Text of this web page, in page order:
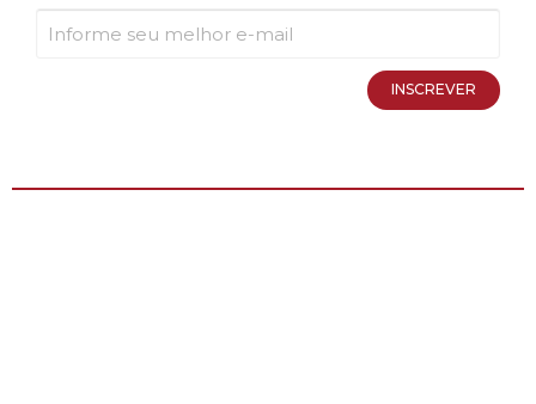
INSCREVER